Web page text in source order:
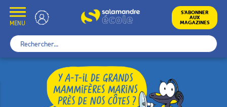
content
MENU
École S’ABONNER
AUX
MAGAZINES
Rechercher :